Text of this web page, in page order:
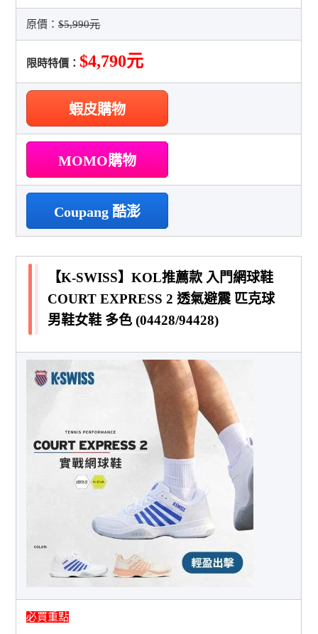
原價：$5,990元
限時特價：$4,790元
蝦皮購物
MOMO購物
Coupang 酷澎
【K-SWISS】KOL推薦款 入門網球鞋
COURT EXPRESS 2 透氣避震 匹克球
男鞋女鞋 多色 (04428/94428)
必買重點